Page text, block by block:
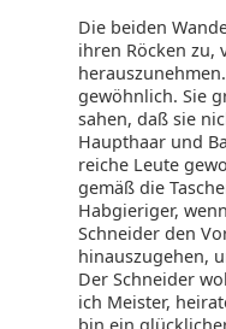
Die beiden
ihren Röcken zu,
gewöhnlich. Sie
sahen, daß sie
Haupthaar und
reiche Leute
gemäß die
Habgieriger,
Schneider den
hinauszugehen,
Der Schneider
ich Meister,